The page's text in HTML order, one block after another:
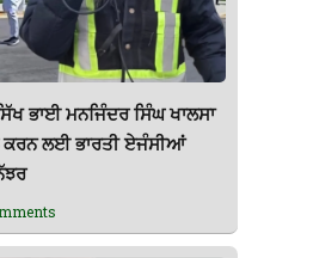
ਭਾਈ ਮਨਜਿੰਦਰ ਸਿੰਘ ਖਾਲਸਾ
ਕਰਨ ਲਈ ਭਾਰਤੀ ਏਜੰਸੀਆਂ